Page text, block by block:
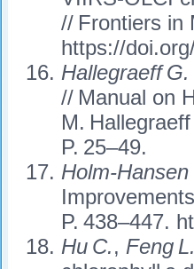
// Frontiers in
https://
Hallegraeff
// Manual on
M.
P. 25–49.
Holm-Hansen
P. 438–447.
Hu C., Feng